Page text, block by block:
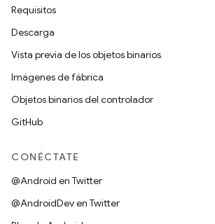
Requisitos
Descarga
Vista previa de los objetos binarios
Imágenes de fábrica
Objetos binarios del controlador
GitHub
CONÉCTATE
@Android en Twitter
@AndroidDev en Twitter